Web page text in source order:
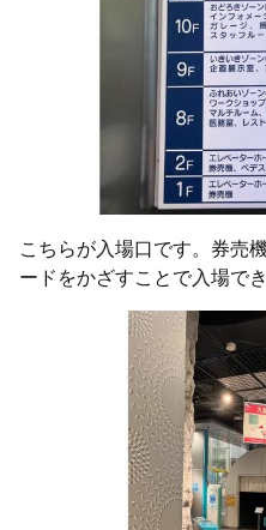
こちらが入場口です。券売
ードをかざすことで入場でき